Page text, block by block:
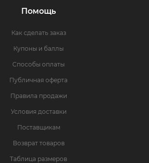
Помощь
Как сделать заказ
Купоны и баллы
Способы оплаты
Публичная оферта
Правила продажи
Условия доставки
Поставщикам
Возврат товаров
Таблица размеров